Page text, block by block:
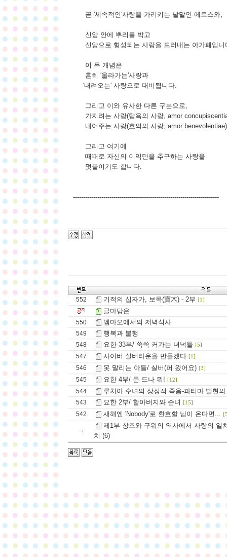
곧 '세속적인'사랑을 가리키는 낱말인 에로스와,
신앙 안에 뿌리를 박고
신앙으로 형성되는 사랑을 드러내는 아가페입니
이 두 개념은
흔히 '올라가는'사랑과
'내려오는' 사랑으로 대비됩니다.
그리고 이와 유사한 다른 구분으로,
가지려는 사랑(탐욕의 사랑, amor
내어주는 사랑(호의의 사랑, amor
그리고 여기에
때때로 자신의 이익만을 추구하는 사랑을
덧붙이기도 합니다.
------------------------------------------------------------------------
552 기적의 십자가, 보목(寶木) - 2부 [1]
글마당은
550 엠마오에서의 저녁식사
549 행복과 불행
548 요한 33부/ 쑥쑥 커가는 녀넉들 [5]
547 사이버 실버타운을 만들겠다 [1]
546 못 말리는 아들/ 실버(퍼 왔어요) [3]
545 요한 4부/ 돈 드나 뭐! [12]
544 루치아 수녀의 상징적 죽음-파티마 발현
543 요한 2부/ 할아버지와 손녀 [15]
542 새해엔 'Nobody'로 환호할 님이 온다면...
제1부 창조와 구워의 역사에서 사랑의 일
치 (6)